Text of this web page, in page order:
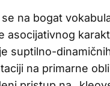
se na bogat
asocijativnog
suptilno-
na primarne